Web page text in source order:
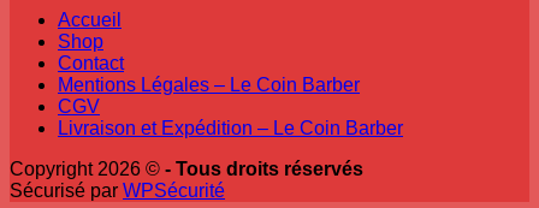
Accueil
Shop
Contact
Mentions Légales – Le Coin Barber
CGV
Livraison et Expédition – Le Coin Barber
Copyright 2026 © - Tous droits réservés
Sécurisé par WPSécurité